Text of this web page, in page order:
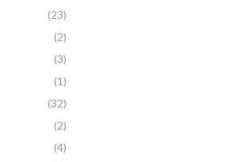
(23)
(2)
(3)
(1)
(32)
(2)
(4)